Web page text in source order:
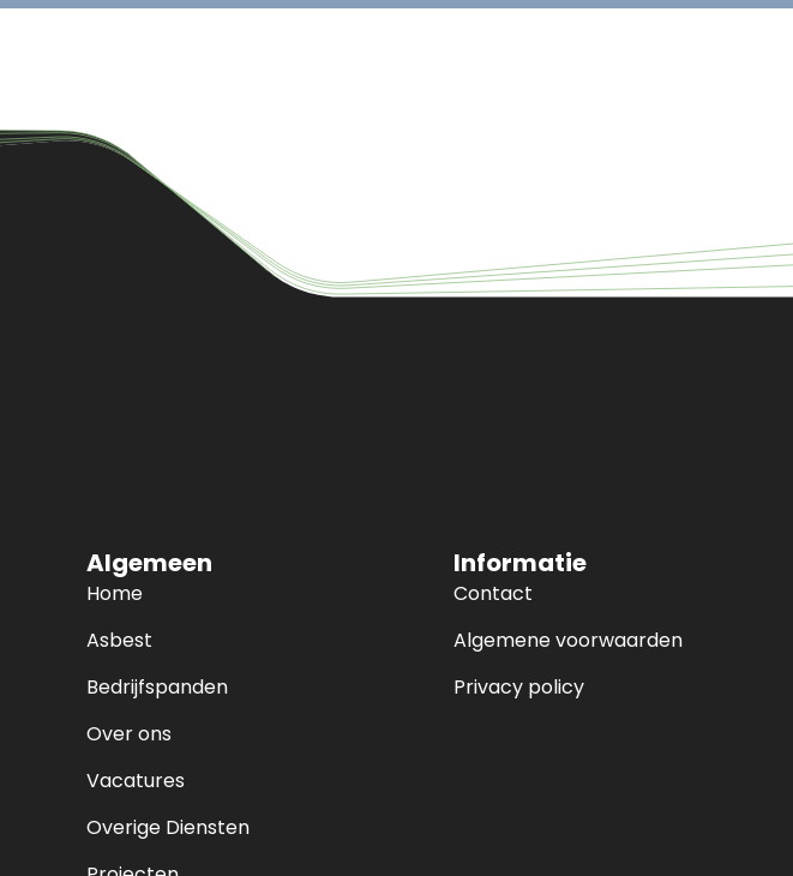
Algemeen
Home
Asbest
Bedrijfspanden
Over ons
Vacatures
Overige Diensten
Informatie
Contact
Algemene voorwaarden
Privacy policy